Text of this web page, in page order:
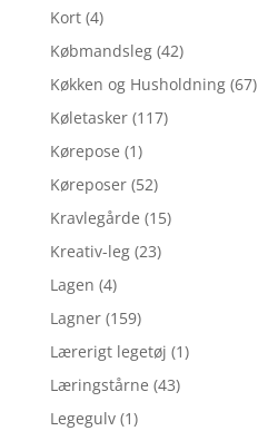
Kort (4)
Købmandsleg (42)
Køkken og Husholdning (67)
Køletasker (117)
Kørepose (1)
Køreposer (52)
Kravlegårde (15)
Kreativ-leg (23)
Lagen (4)
Lagner (159)
Lærerigt legetøj (1)
Læringstårne (43)
Legegulv (1)